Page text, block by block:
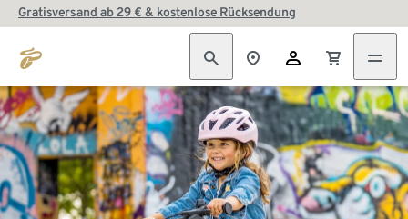
Gratisversand ab 29 € & kostenlose Rücksendung